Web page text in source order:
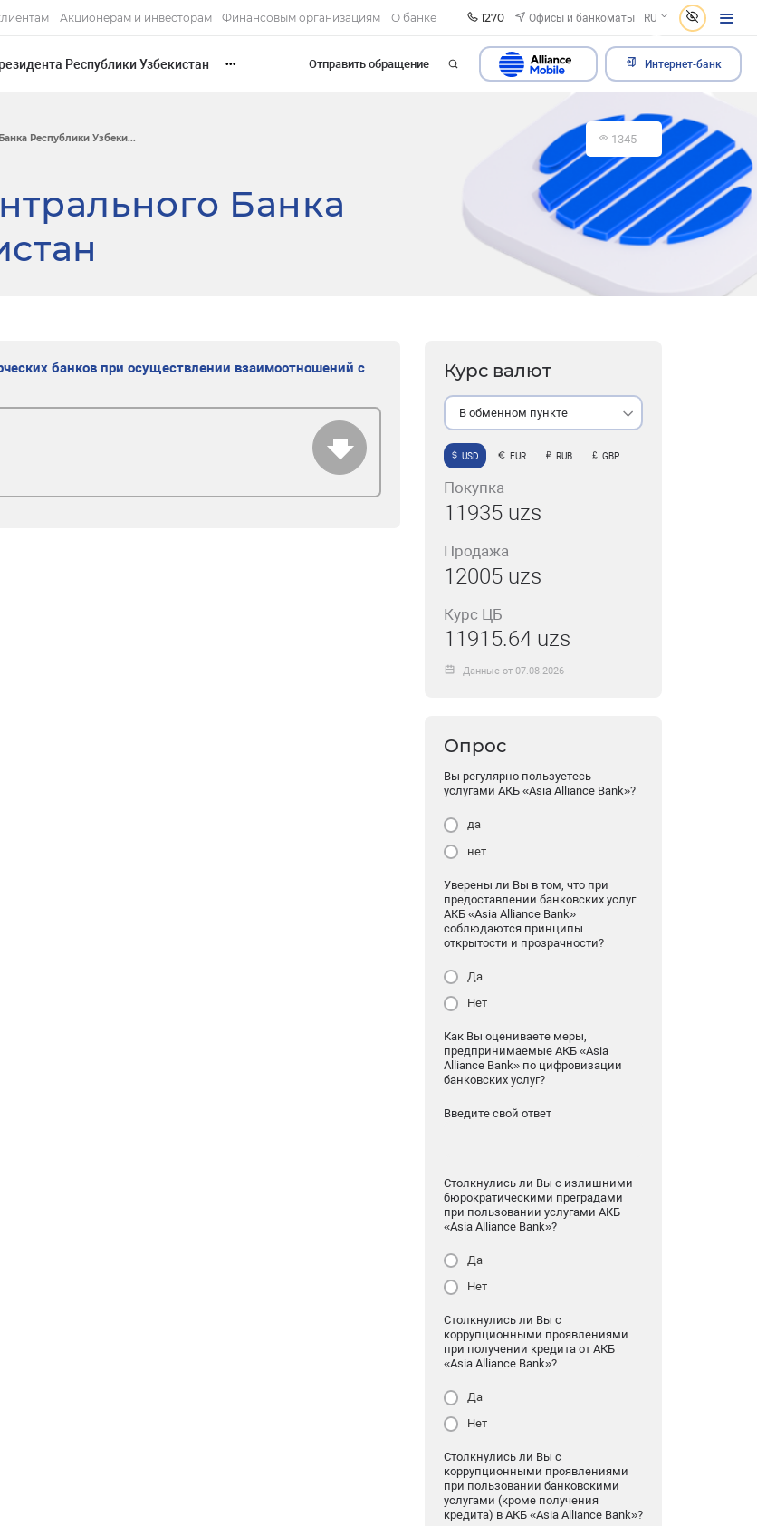
Акционерам и инвесторам Финансовым организациям О банке 1270 Офисы и банкоматы RU
Республики Узбекистан ••• Отправить обращение Интернет-банк
Республики Узбеки... 1345
Банка
банков при осуществлении взаимоотношений с
Курс валют
В обменном пункте
USD EUR RUB GBP
Покупка
11935 uzs
Продажа
12005 uzs
Курс ЦБ
11915.64 uzs
Данные от 07.08.2026
Опрос
Вы регулярно пользуетесь
услугами АКБ «Asia Alliance Bank»?
да
нет
Уверены ли Вы в том, что при
предоставлении банковских услуг
АКБ «Asia Alliance Bank»
соблюдаются принципы
открытости и прозрачности?
Да
Нет
Как Вы оцениваете меры,
предпринимаемые АКБ «Asia
Alliance Bank» по цифровизации
банковских услуг?
Введите свой ответ
Столкнулись ли Вы с излишними
бюрократическими преградами
при пользовании услугами АКБ
«Asia Alliance Bank»?
Да
Нет
Столкнулись ли Вы с
коррупционными проявлениями
при получении кредита от АКБ
«Asia Alliance Bank»?
Да
Нет
Столкнулись ли Вы с
коррупционными проявлениями
при пользовании банковскими
услугами (кроме получения
кредита) в АКБ «Asia Alliance Bank»?